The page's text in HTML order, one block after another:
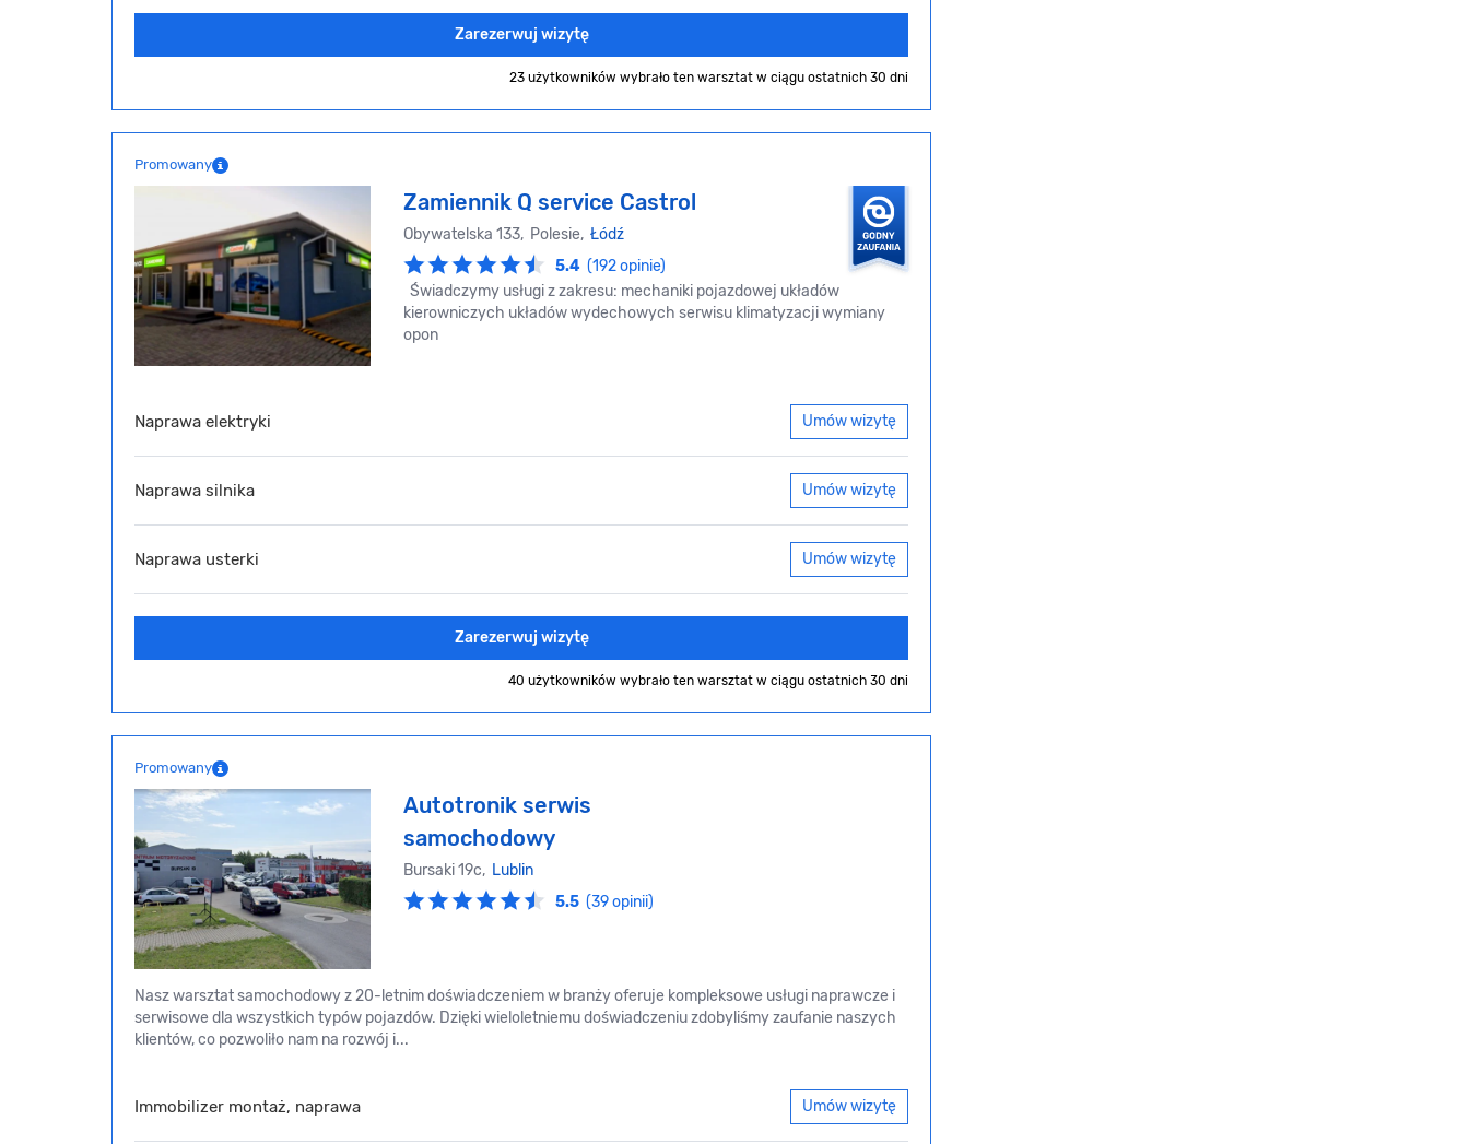
Zarezerwuj wizytę
23 użytkowników wybrało ten warsztat w ciągu ostatnich 30 dni
Promowany
Zamiennik Q service Castrol
Obywatelska 133, Polesie, Łódź
5.4 (192 opinie)
Świadczymy usługi z zakresu: mechaniki pojazdowej układów
kierowniczych układów wydechowych serwisu klimatyzacji wymiany
opon
Naprawa elektryki Umów wizytę
Naprawa silnika Umów wizytę
Naprawa usterki Umów wizytę
Zarezerwuj wizytę
40 użytkowników wybrało ten warsztat w ciągu ostatnich 30 dni
Promowany
Autotronik serwis
samochodowy
Bursaki 19c, Lublin
5.5 (39 opinii)
Nasz warsztat samochodowy z 20-letnim doświadczeniem w branży oferuje kompleksowe usługi naprawcze i
serwisowe dla wszystkich typów pojazdów. Dzięki wieloletniemu doświadczeniu zdobyliśmy zaufanie naszych
klientów, co pozwoliło nam na rozwój i...
Immobilizer montaż, naprawa Umów wizytę